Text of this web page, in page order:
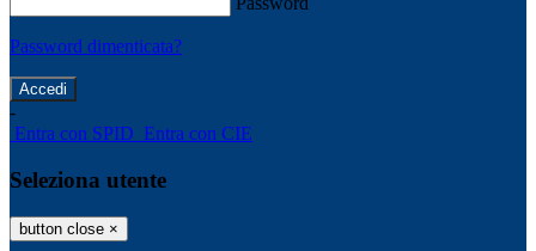
Password dimenticata?
-
Entra con SPID Entra con CIE
Seleziona utente
button close ×